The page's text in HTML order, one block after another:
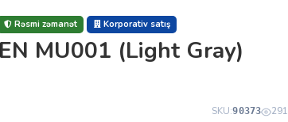
Rəsmi zəmanət Korporativ satış
MU001 (Light Gray)
SKU:90373 291